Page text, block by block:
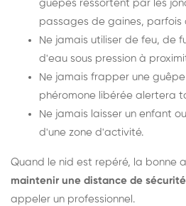
guêpes ressortent par les
passages de gaines, parfois
Ne jamais utiliser de feu, de
d'eau sous pression à
Ne jamais frapper une
phéromone libérée alertera
Ne jamais laisser un enfant
d'une zone d'activité.
Quand le nid est repéré, la bonne
maintenir une distance de
appeler un professionnel.